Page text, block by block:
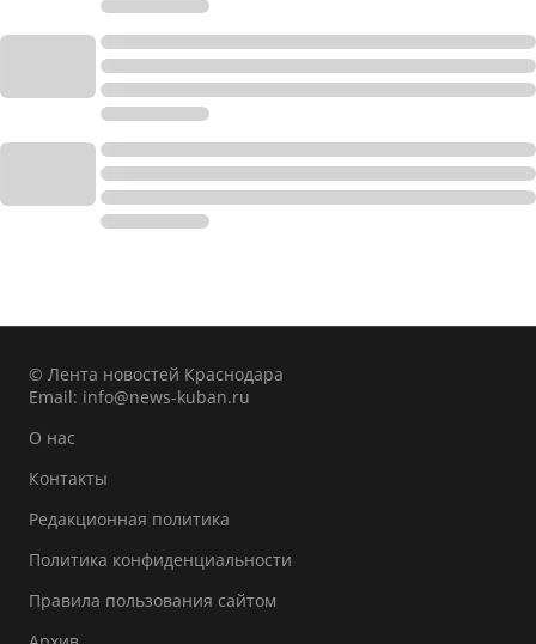
© Лента новостей Краснодара
Email: info@news-kuban.ru
О нас
Контакты
Редакционная политика
Политика конфиденциальности
Правила пользования сайтом